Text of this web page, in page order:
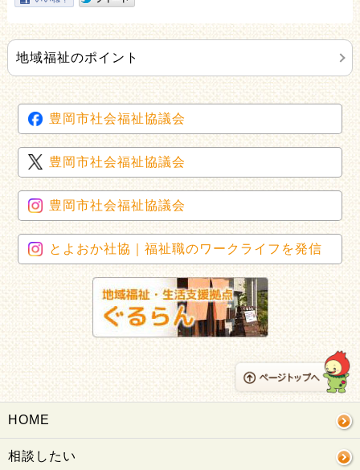
地域福祉のポイント
豊岡市社会福祉協議会
豊岡市社会福祉協議会
豊岡市社会福祉協議会
とよおか社協｜福祉職のワークライフを発信
HOME
相談したい